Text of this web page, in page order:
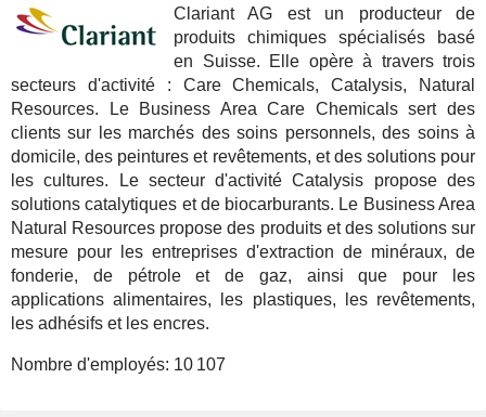
Clariant AG est un producteur de
produits chimiques spécialisés basé
en Suisse. Elle opère à travers trois
secteurs d'activité : Care Chemicals, Catalysis, Natural
Resources. Le Business Area Care Chemicals sert des
clients sur les marchés des soins personnels, des soins à
domicile, des peintures et revêtements, et des solutions pour
les cultures. Le secteur d'activité Catalysis propose des
solutions catalytiques et de biocarburants. Le Business Area
Natural Resources propose des produits et des solutions sur
mesure pour les entreprises d'extraction de minéraux, de
fonderie, de pétrole et de gaz, ainsi que pour les
applications alimentaires, les plastiques, les revêtements,
les adhésifs et les encres.
Nombre d'employés: 10 107